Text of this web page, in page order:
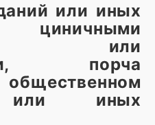
или иных
циничными
или
порча
или иных